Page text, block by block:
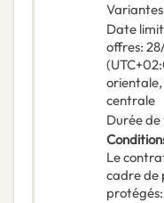
Variantes
Date
offres:
centrale
Durée
Le
cadre de
protégés: